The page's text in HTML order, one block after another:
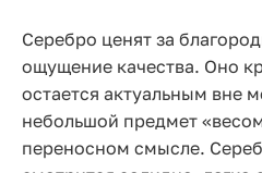
Серебро ценят за
ощущение качества. Оно
остается актуальным вне
небольшой предмет
переносном смысле.